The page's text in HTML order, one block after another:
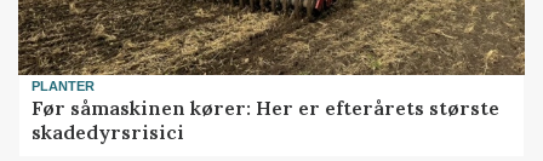
PLANTER
Før såmaskinen kører: Her er efterårets største
skadedyrsrisici